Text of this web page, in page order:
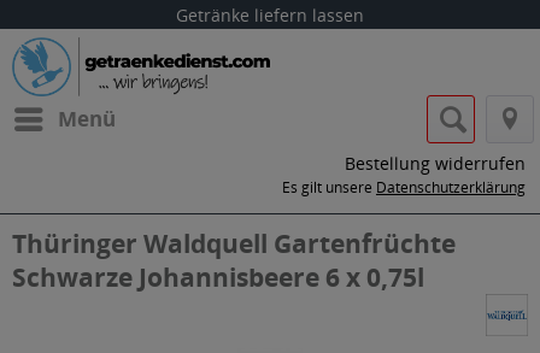
Getränke liefern lassen
Menü
Bestellung widerrufen
Es gilt unsere Datenschutzerklärung
Thüringer Waldquell Gartenfrüchte
Schwarze Johannisbeere 6 x 0,75l